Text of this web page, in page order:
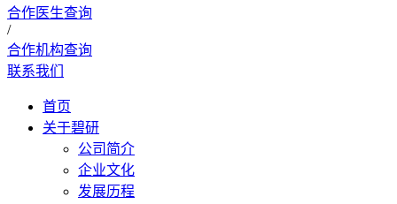
合作医生查询
/
合作机构查询
联系我们
首页
关于碧研
公司简介
企业文化
发展历程